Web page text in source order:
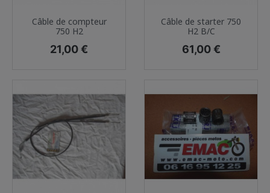
Câble de compteur
750 H2
Prix
21,00 €
Câble de starter 750
H2 B/C
Prix
61,00 €